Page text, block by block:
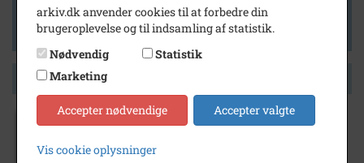
Vis kun med kilder
Vis kun med geo-tag
Side 1 af 1
Demonstration af påhængsstiger.
arkiv.dk anvender cookies til at forbedre din
brugeroplevelse og til indsamling af statistik.
Nødvendig
Statistik
Marketing
Accepter nødvendige Accepter valgte
Vis cookie oplysninger